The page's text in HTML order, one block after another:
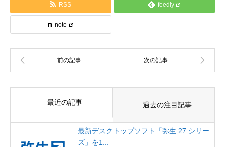
RSS feedly
note
最近の記事 過去の注目記事
最新デスクトップソフト「弥生 27 シリー
ズ」を1...